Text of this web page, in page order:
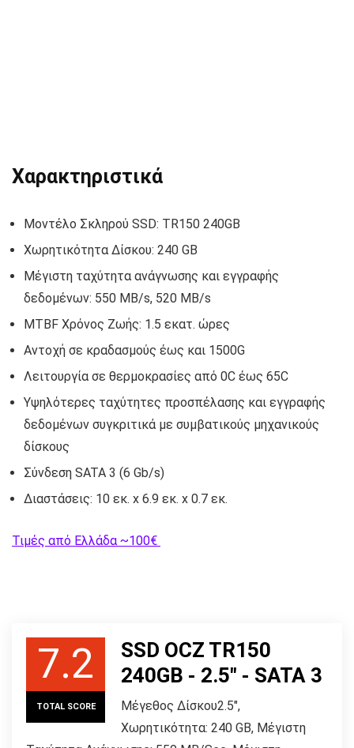
Χαρακτηριστικά
Μοντέλο Σκληρού SSD: TR150 240GB
Χωρητικότητα Δίσκου: 240 GB
Μέγιστη ταχύτητα ανάγνωσης και εγγραφής
δεδομένων: 550 MB/s, 520 MB/s
MTBF Χρόνος Ζωής: 1.5 εκατ. ώρες
Αντοχή σε κραδασμούς έως και 1500G
Λειτουργία σε θερμοκρασίες από 0C έως 65C
Υψηλότερες ταχύτητες προσπέλασης και εγγραφής
δεδομένων συγκριτικά με συμβατικούς μηχανικούς
δίσκους
Σύνδεση SATA 3 (6 Gb/s)
Διαστάσεις: 10 εκ. x 6.9 εκ. x 0.7 εκ.
Τιμές από Ελλάδα ~100€
7.2
TOTAL SCORE
SSD OCZ TR150
240GB - 2.5" - SATA 3
Μέγεθος Δίσκου2.5",
Χωρητικότητα: 240 GB, Μέγιστη